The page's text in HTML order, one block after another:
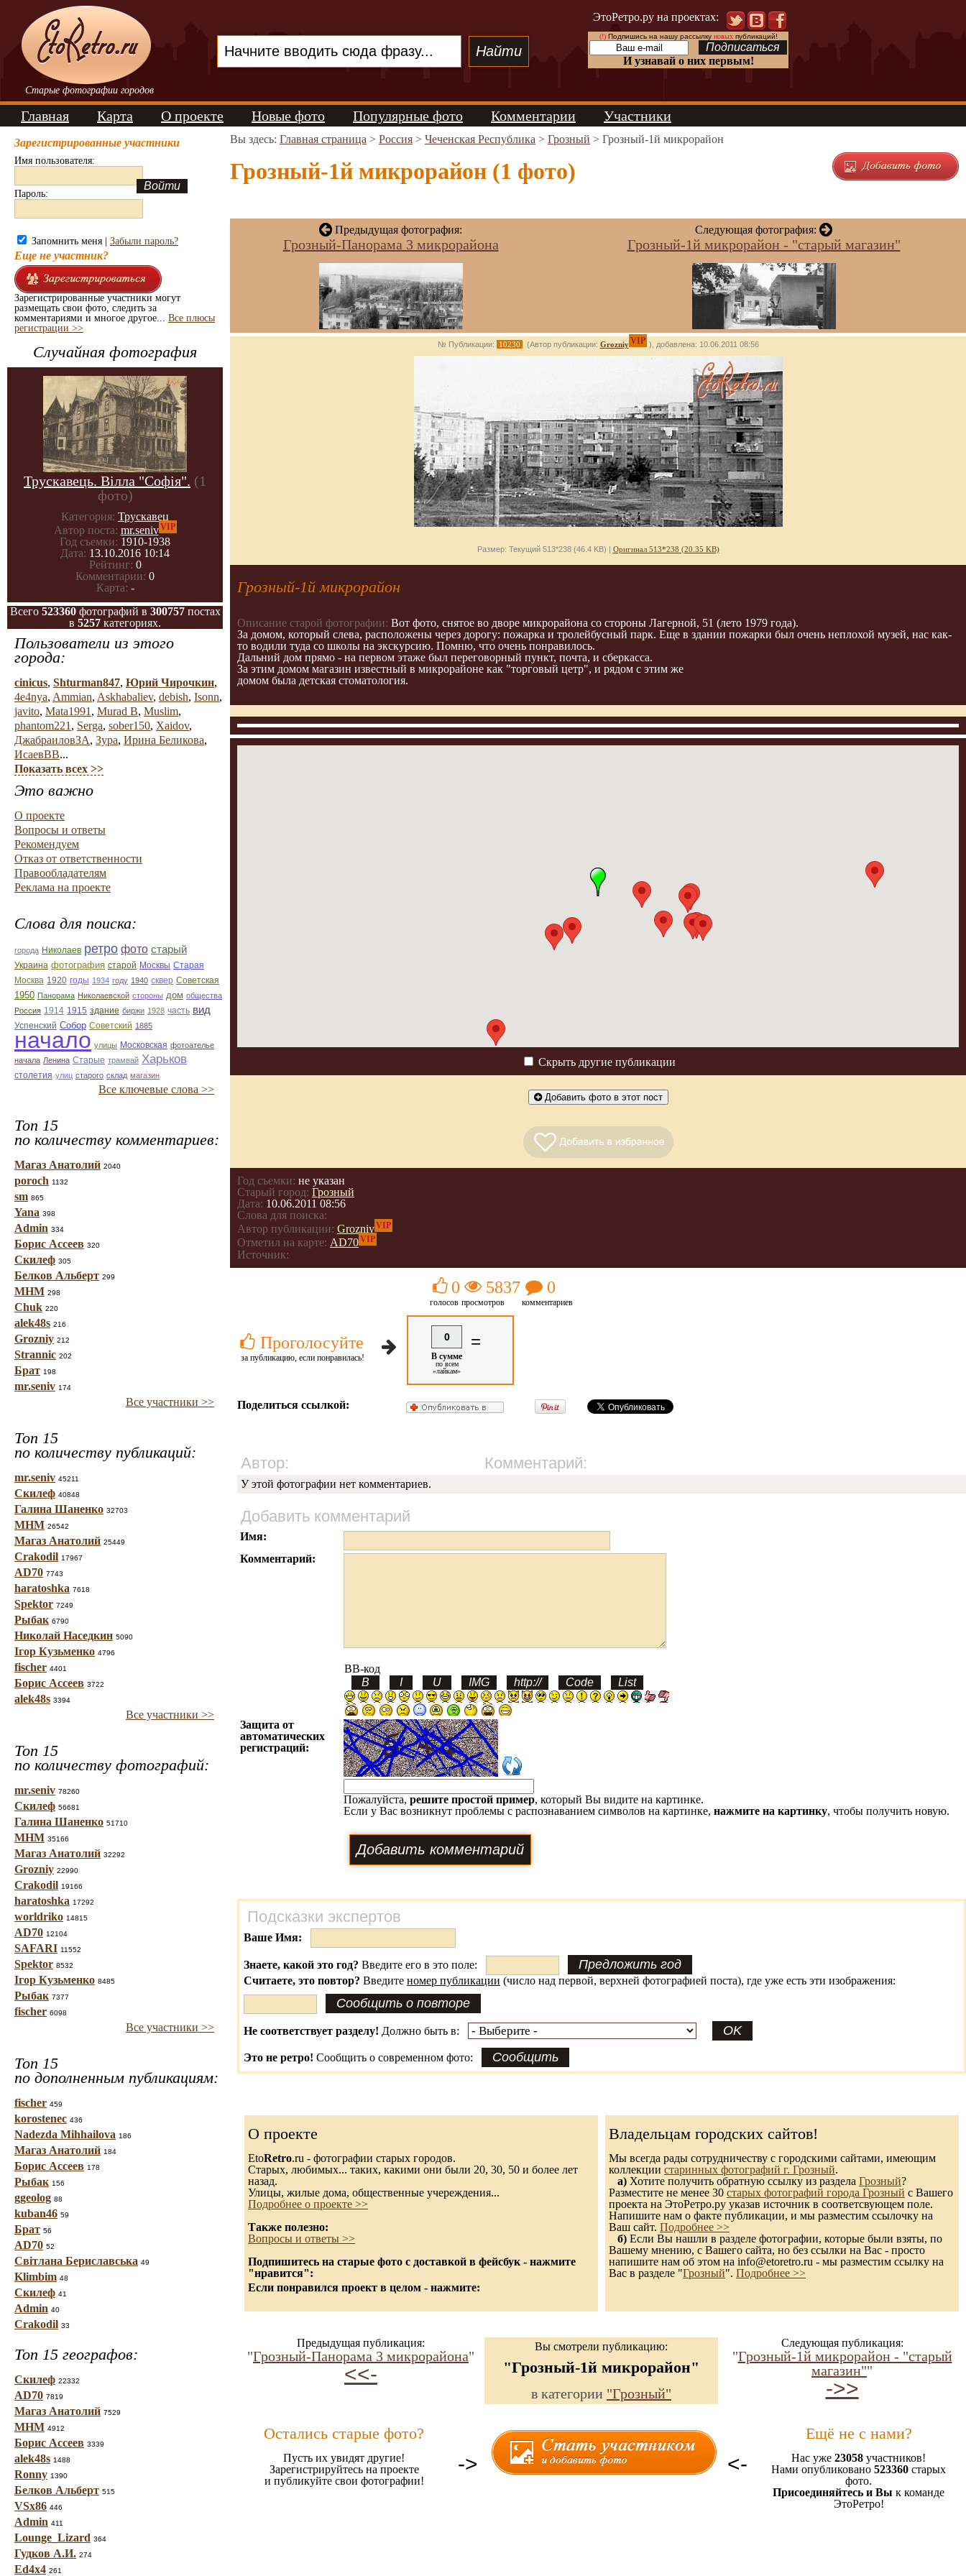
Старые фотографии городов
ЭтоРетро.ру на проектах:
(!)Подпишись на нашу рассылку новыхпубликаций!
И узнавай о них первым!
Главная Карта О проекте Новые фото Популярные фото Комментарии Участники
Зарегистрированные участники
Имя пользователя:
Пароль:
Запомнить меня | Забыли пароль?
Еще не участник?
Зарегистрированные участники могут
размещать свои фото, следить за
комментариями и многое другое... Все плюсы
регистрации >>
Случайная фотография
Трускавець. Вілла "Софія". (1
фото)
Категория: Трускавец
Автор поста: mr.senivVIP
Год съемки: 1910-1938
Дата: 13.10.2016 10:14
Рейтинг: 0
Комментарии: 0
Карта: -
Всего 523360фотографий в 300757постах
в 5257 категориях.
Пользователи из этого
города:
cinicus, Shturman847, Юрий Чирочкин,
4e4nya, Ammian, Askhabaliev, debish, Isonn,
javito, Mata1991 , Murad B, Muslim,
phantom221 , Serga, sober150, Xaidov,
ДжабраиловЗА, Зура, Ирина Беликова,
ИсаевВВ...
Показать всех >>
Это важно
О проекте
Вопросы и ответы
Рекомендуем
Отказ от ответственности
Правообладателям
Реклама на проекте
Слова для поиска:
города Николаев ретро фото старый
Украина фотография старой Москвы Старая
Москва 1920 годы 1934 году 1940 сквер Советская
1950 Панорама Николаевской стороны дом общества
Россия 1914 1915 здание биржи 1928 часть вид
Успенский Собор Советский 1885
начало улицы Московская фотоателье
начала Ленина Старые трамвай Харьков
столетия улиц старого склад магазин
Все ключевые слова >>
Топ 15
по количеству комментариев:
Магаз Анатолий 2040
poroch 1132
sm 865
Yana 398
Admin 334
Борис Ассеев 320
Скилеф 305
Белков Альберт 299
МНМ 298
Chuk 220
alek48s 216
Grozniy 212
Strannic 202
Брат 198
mr.seniv 174
Все участники >>
Топ 15
по количеству публикаций:
mr.seniv 45211
Скилеф 40848
Галина Шаненко 32703
МНМ 26542
Магаз Анатолий 25449
Crakodil 17967
AD70 7743
haratoshka 7618
Spektor 7249
Рыбак 6790
Николай Наседкин 5090
Ігор Кузьменко 4796
fischer 4401
Борис Ассеев 3722
alek48s 3394
Все участники >>
Топ 15
по количеству фотографий:
mr.seniv 78260
Скилеф 56681
Галина Шаненко 51710
МНМ 35166
Магаз Анатолий 32292
Grozniy 22990
Crakodil 19166
haratoshka 17292
worldriko 14815
AD70 12104
SAFARI 11552
Spektor 8532
Ігор Кузьменко 8485
Рыбак 7377
fischer 6098
Все участники >>
Топ 15
по дополненным публикациям:
fischer 459
korostenec 436
Nadezda Mihhailova 186
Магаз Анатолий 184
Борис Ассеев 178
Рыбак 156
ggeolog 88
kuban46 59
Брат 56
AD70 52
Світлана Бериславська 49
Klimbim 48
Скилеф 41
Admin 40
Crakodil 33
Топ 15 географов:
Скилеф 22332
AD70 7819
Магаз Анатолий 7529
МНМ 4912
Борис Ассеев 3339
alek48s 1488
Ronny 1390
Белков Альберт 515
VSx86 446
Admin 411
Lounge_Lizard 364
Гудков А.И. 274
Ed4x4 261
Вы здесь: Главная страница > Россия > Чеченская Республика > Грозный > Грозный-1й микрорайон
Грозный-1й микрорайон (1 фото)
Предыдущая фотография:
Грозный-Панорама 3 микрорайона
Следующая фотография:
Грозный-1й микрорайон - "старый магазин"
№ Публикации: 10230 (Автор публикации: Grozniy VIP ), добавлена: 10.06.2011 08:56
Размер: Текущий 513*238 (46.4 KB) | Оригинал 513*238 (20.35 KB)
Грозный-1й микрорайон
Описание старой фотографии: Вот фото, снятое во дворе микрорайона со стороны Лагерной, 51 (лето 1979 года).
За домом, который слева, расположены через дорогу: пожарка и тролейбусный парк. Еще в здании пожарки был очень неплохой музей, нас как-
то водили туда со школы на экскурсию. Помню, что очень понравилось.
Дальний дом прямо - на первом этаже был переговорный пункт, почта, и сберкасса.
За этим домом магазин известный в микрорайоне как "торговый цетр", и рядом с этим же
домом была детская стоматология.
Скрыть другие публикации
Добавить фото в этот пост
Год съемки: не указан
Старый город: Грозный
Дата: 10.06.2011 08:56
Слова для поиска:
Автор публикации: GrozniyVIP
Отметил на карте: AD70VIP
Источник:
Проголосуйте
за публикацию, если понравилась!
0
голосов
5837
просмотров
0
комментариев
0
В сумме
по всем
«лайкам»
=
Поделиться ссылкой:
Автор: Комментарий:
У этой фотографии нет комментариев.
Добавить комментарий
Имя:
Комментарий:
BB-код
Защита от
автоматических
регистраций:
Пожалуйста, решите простой пример, который Вы видите на картинке.
Если у Вас возникнут проблемы с распознаванием символов на картинке, нажмите на картинку, чтобы получить новую.
Подсказки экспертов
Ваше Имя:
Знаете, какой это год? Введите его в это поле:
Считаете, это повтор? Введите номер публикации (число над первой, верхней фотографией поста), где уже есть эти изображения:
Не соответствует разделу! Должно быть в:
Это не ретро! Сообщить о современном фото:
О проекте
EtoRetro.ru - фотографии старых городов.
Старых, любимых... таких, какими они были 20, 30, 50 и более лет
назад.
Улицы, жилые дома, общественные учереждения...
Подробнее о проекте >>
Также полезно:
Вопросы и ответы >>
Подпишитесь на старые фото с доставкой в фейсбук - нажмите
"нравится":
Если понравился проект в целом - нажмите:
Владельцам городских сайтов!
Мы всегда рады сотрудничеству с городскими сайтами, имеющим
коллекции старинных фотографий г. Грозный.
а) Хотите получить обратную ссылку из раздела Грозный?
Разместите не менее 30 старых фотографий города Грозный с Вашего
проекта на ЭтоРетро.ру указав источник в соответсвующем поле.
Напишите нам о факте публикации, и мы разместим ссылочку на
Ваш сайт. Подробнее >>
б) Если Вы нашли в разделе фотографии, которые были взяты, по
Вашему мнению, с Вашего сайта, но без ссылки на Вас - просто
напишите нам об этом на info@etoretro.ru - мы разместим ссылку на
Вас в разделе "Грозный". Подробнее >>
Предыдущая публикация:
"Грозный-Панорама 3 микрорайона"
<<-
Вы смотрели публикацию:
"Грозный-1й микрорайон"
в категории "Грозный"
Следующая публикация:
"Грозный-1й микрорайон - "старый
магазин""
->>
Остались старые фото?
Пусть их увидят другие!
Зарегистрируйтесь на проекте
и публикуйте свои фотографии!
-> <-
Ещё не с нами?
Нас уже 23058 участников!
Нами опубликовано 523360 старых
фото.
Присоединяйтесь и Вы к команде
ЭтоРетро!